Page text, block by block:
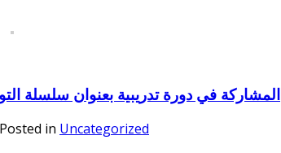
المشاركة في دورة تدريبية بعنوان سلسلة
Posted in Uncategorized